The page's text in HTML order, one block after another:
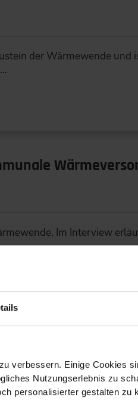
verbessern. Einige Cookies
Nutzungserlebnis zu
personalisierter gestalten zu
der Wärmewende und
Im Interview
voran